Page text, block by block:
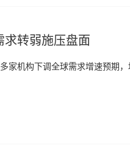
转弱施压盘面
家机构下调全球需求增速预期